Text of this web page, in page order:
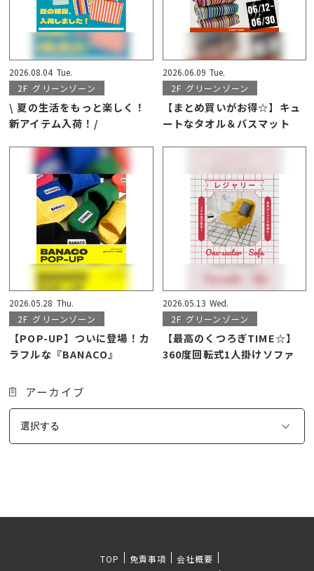
2026.08.04 Tue.
2F グリーンゾーン
\ 夏の生活をもっと楽しく！
新アイテム入荷！/
2026.06.09 Tue.
2F グリーンゾーン
【まとめ買いがお得☆】キュ
ートなタオル＆バスマット
2026.05.28 Thu.
2F グリーンゾーン
【POP-UP】ついに登場！カ
ラフルな『BANACO』
2026.05.13 Wed.
2F グリーンゾーン
【最高のくつろぎTIME☆】
360度回転式1人掛けソファ
アーカイブ
TOP 免責事項 会社概要